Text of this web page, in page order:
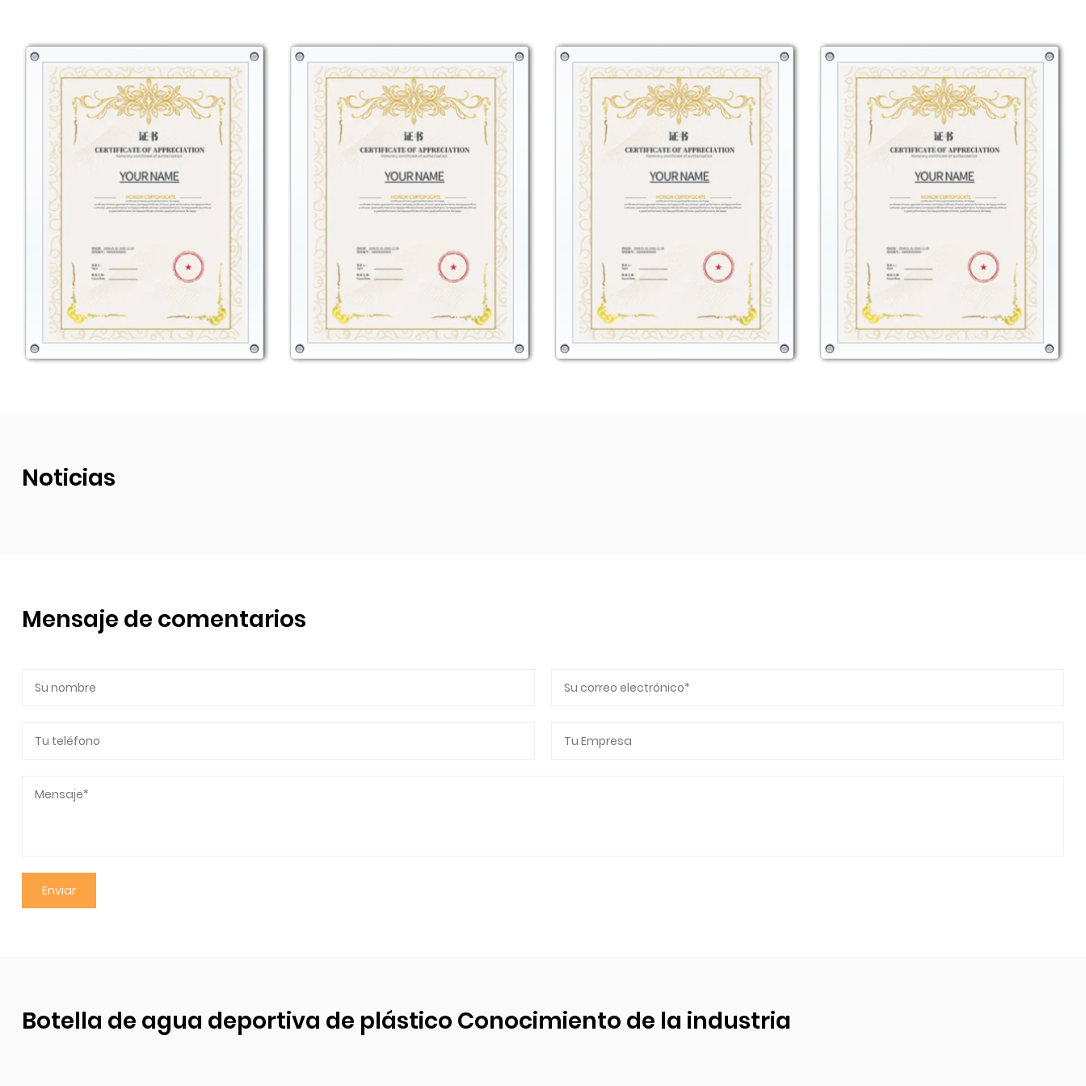
más altos estándares de durabilidad, seguridad y funcionalidad. Estamos
comprometidos a ofrecer un producto en el que pueda confiar y en el que
pueda confiar.
En conclusión, la botella de agua deportiva Bamboo Gradient 8056 es más
que un simple recipiente para sus bebidas; es una declaración de estilo, un
compromiso con la salud y un paso hacia un estilo de vida más sostenible.
Con su diseño único, materiales de alta calidad y características prácticas,
esta botella de agua es una excelente opción para quienes buscan una
solución de hidratación premium.
Noticias
Mensaje de comentarios
Botella de agua deportiva de plástico Conocimiento de la industria